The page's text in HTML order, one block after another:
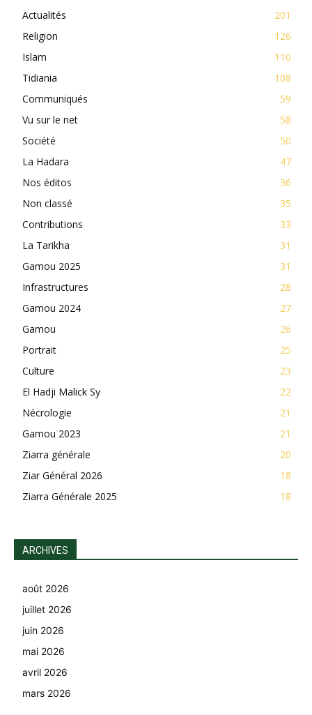
Actualités
201
Religion
126
Islam
110
Tidiania
108
Communiqués
59
Vu sur le net
58
Société
50
La Hadara
47
Nos éditos
36
Non classé
35
Contributions
33
La Tarikha
31
Gamou 2025
31
Infrastructures
28
Gamou 2024
27
Gamou
26
Portrait
25
Culture
23
El Hadji Malick Sy
22
Nécrologie
21
Gamou 2023
21
Ziarra générale
20
Ziar Général 2026
18
Ziarra Générale 2025
18
ARCHIVES
août 2026
juillet 2026
juin 2026
mai 2026
avril 2026
mars 2026